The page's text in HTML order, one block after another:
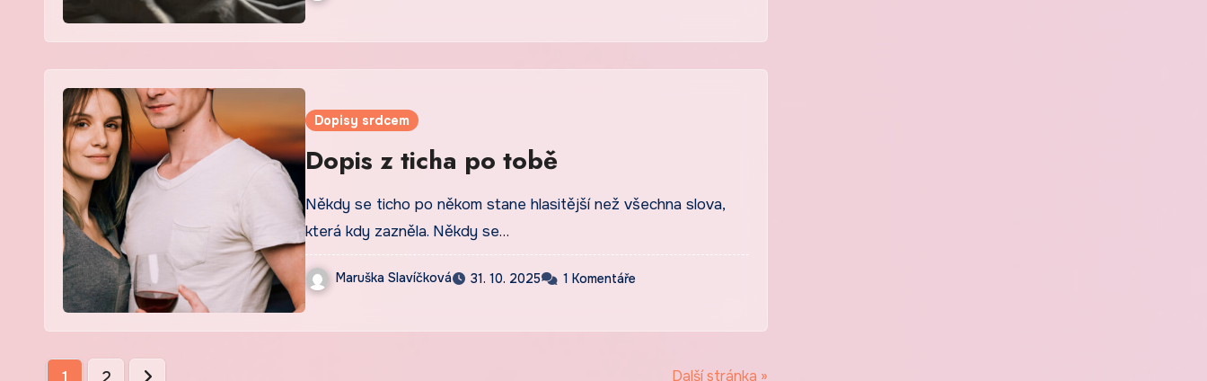
Dopisy srdcem
Dopis z ticha po tobě
Někdy se ticho po někom stane hlasitější než všechna slova,
která kdy zazněla. Někdy se…
Maruška Slavíčková 31. 10. 2025 1 Komentáře
Další stránka »